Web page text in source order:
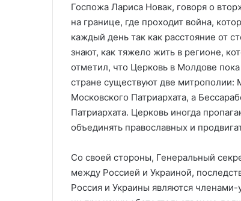
Госпожа Лариса Новак, говоря о
на границе, где проходит война,
каждый день так как расстояние от
знают, как тяжело жить в регионе,
отметил, что Церковь в Молдове
стране существуют две митрополии:
Московского Патриархата, а
Патриархата. Церковь иногда
объединять православных и
Со своей стороны, Генеральный
между Россией и Украиной,
Россия и Украины являются